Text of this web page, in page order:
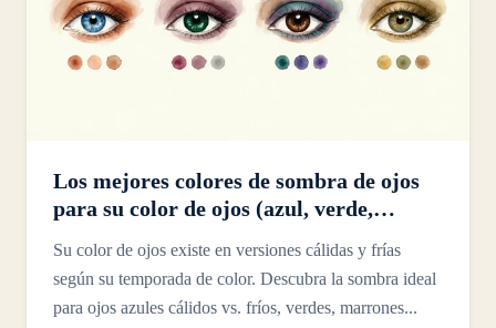
Los mejores colores de sombra de ojos
para su color de ojos (azul, verde,
Su color de ojos existe en versiones cálidas y frías
según su temporada de color. Descubra la sombra ideal
para ojos azules cálidos vs. fríos, verdes, marrones...